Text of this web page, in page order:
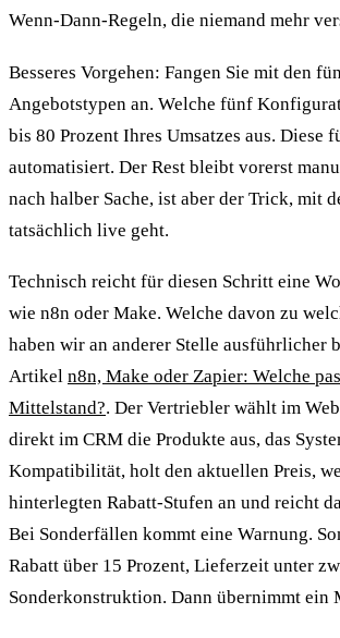
Wenn-Dann-Regeln, die niemand mehr
Besseres Vorgehen: Fangen Sie mit den
Angebotstypen an. Welche fünf
bis 80 Prozent Ihres Umsatzes aus. Diese
automatisiert. Der Rest bleibt vorerst
nach halber Sache, ist aber der Trick, mit
tatsächlich live geht.
Technisch reicht für diesen Schritt eine
wie n8n oder Make. Welche davon zu
haben wir an anderer Stelle ausführlicher
Artikel n8n, Make oder Zapier: Welche
Mittelstand?. Der Vertriebler wählt im
direkt im CRM die Produkte aus, das
Kompatibilität, holt den aktuellen Preis,
hinterlegten Rabatt-Stufen an und reicht
Bei Sonderfällen kommt eine Warnung.
Rabatt über 15 Prozent, Lieferzeit unter
Sonderkonstruktion. Dann übernimmt ein